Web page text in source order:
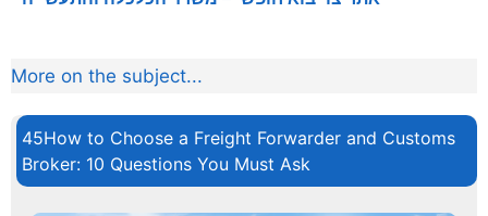
More on the subject...
45How to Choose a Freight Forwarder and Customs
Broker: 10 Questions You Must Ask